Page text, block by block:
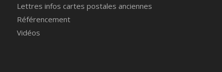
Lettres infos cartes postales anciennes
Référencement
Vidéos